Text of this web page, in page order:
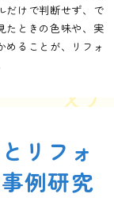
だけで判断せず、で
たときの色味や、実
めることが、リフォ
リフォ
例研究